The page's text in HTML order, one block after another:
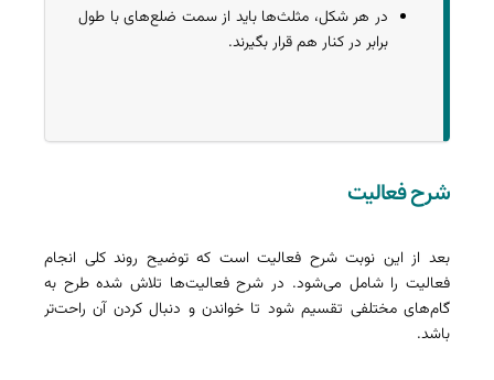
در هر شکل، مثلث‌ها باید از سمت ضلع‌های با طول
برابر در کنار هم قرار بگیرند.
شرح فعالیت
بعد از این نوبت شرح فعالیت است که توضیح روند کلی انجام
فعالیت را شامل می‌شود. در شرح فعالیت‌ها تلاش شده طرح به
گام‌های مختلفی تقسیم شود تا خواندن و دنبال کردن آن راحت‌تر
باشد.